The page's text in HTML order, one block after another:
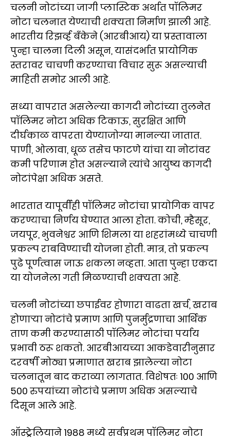
चलनी नोटांच्या जागी प्लास्टिक अर्थात पॉलिमर
नोटा चलनात येण्याची शक्यता निर्माण झाली आहे.
भारतीय रिझर्व्ह बँकेने (आरबीआय) या प्रस्तावाला
पुन्हा चालना दिली असून, यासंदर्भात प्रायोगिक
स्तरावर चाचणी करण्याचा विचार सुरू असल्याची
माहिती समोर आली आहे.
सध्या वापरात असलेल्या कागदी नोटांच्या तुलनेत
पॉलिमर नोटा अधिक टिकाऊ, सुरक्षित आणि
दीर्घकाळ वापरता येण्याजोग्या मानल्या जातात.
पाणी, ओलावा, धूळ तसेच फाटणे यांचा या नोटांवर
कमी परिणाम होत असल्याने त्यांचे आयुष्य कागदी
नोटांपेक्षा अधिक असते.
भारतात यापूर्वीही पॉलिमर नोटांचा प्रायोगिक वापर
करण्याचा निर्णय घेण्यात आला होता. कोची, म्हैसूर,
जयपूर, भुवनेश्वर आणि शिमला या शहरांमध्ये चाचणी
प्रकल्प राबविण्याची योजना होती. मात्र, तो प्रकल्प
पुढे पूर्णत्वास जाऊ शकला नव्हता. आता पुन्हा एकदा
या योजनेला गती मिळण्याची शक्यता आहे.
चलनी नोटांच्या छपाईवर होणारा वाढता खर्च, खराब
होणाऱ्या नोटांचे प्रमाण आणि पुनर्मुद्रणाचा आर्थिक
ताण कमी करण्यासाठी पॉलिमर नोटांचा पर्याय
प्रभावी ठरू शकतो. आरबीआयच्या आकडेवारीनुसार
दरवर्षी मोठ्या प्रमाणात खराब झालेल्या नोटा
चलनातून बाद कराव्या लागतात. विशेषतः 100 आणि
500 रुपयांच्या नोटांचे प्रमाण अधिक असल्याचे
दिसून आले आहे.
ऑस्ट्रेलियाने 1988 मध्ये सर्वप्रथम पॉलिमर नोटा